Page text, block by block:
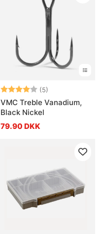
Vurdering: (5)
VMC Treble Vanadium,
Black Nickel
79.90 DKK